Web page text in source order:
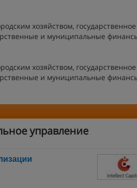
хозяйством, государственное
и муниципальные
хозяйством, государственное
и муниципальные
управление